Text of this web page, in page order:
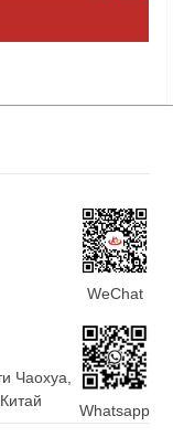
Чаохуа,
WeChat
Whatsapp